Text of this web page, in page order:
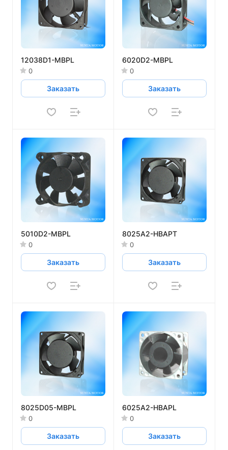
12038D1-MBPL
0
Заказать
6020D2-MBPL
0
Заказать
5010D2-MBPL
0
Заказать
8025A2-HBAPT
0
Заказать
8025D05-MBPL
0
Заказать
6025A2-HBAPL
0
Заказать